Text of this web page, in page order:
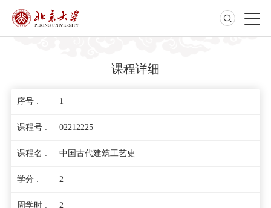
课程详细
1
02212225
中国古代建筑工艺史
2
2